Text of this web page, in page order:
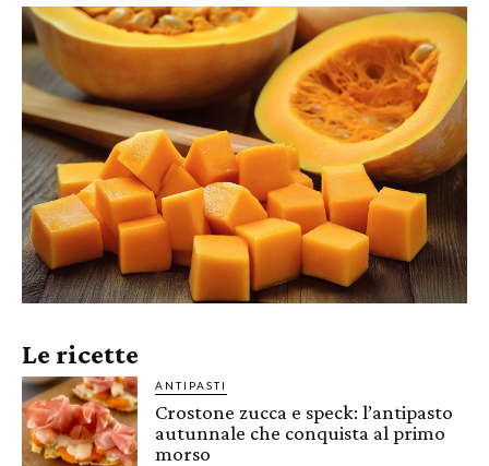
Le ricette
ANTIPASTI
Crostone zucca e speck: l’antipasto
autunnale che conquista al primo
morso